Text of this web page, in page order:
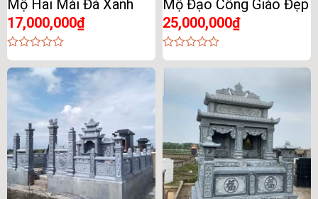
Mộ Hai Mái Đá Xanh
17,000,000₫
0
out
of
5
Mộ Đạo Công Giáo Đẹp
25,000,000₫
0
out